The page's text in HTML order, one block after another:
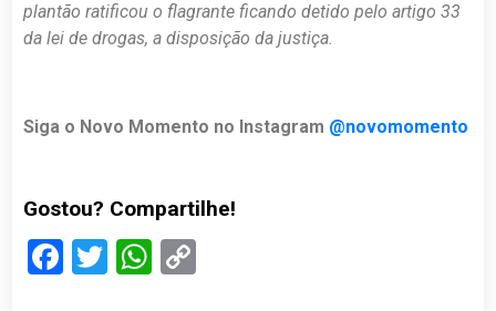
plantão ratificou o flagrante ficando detido pelo artigo 33
da lei de drogas, a disposição da justiça.
Siga o Novo Momento no Instagram @novomomento
Gostou? Compartilhe!
Facebook
TwitterWhatsApp